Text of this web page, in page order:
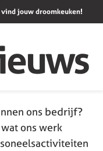
vind jouw droomkeuken!
ons bedrijf?
ons werk